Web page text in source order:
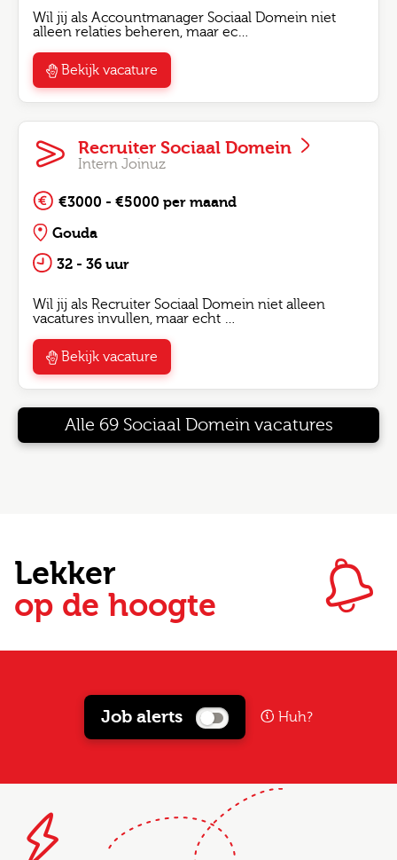
Wil jij als Accountmanager Sociaal Domein niet
alleen relaties beheren, maar ec…
Bekijk vacature
Recruiter Sociaal Domein
Intern Joinuz
€3000 - €5000 per maand
Gouda
32 - 36 uur
Wil jij als Recruiter Sociaal Domein niet alleen
vacatures invullen, maar echt …
Bekijk vacature
Alle 69 Sociaal Domein vacatures
Lekker
op de hoogte
Job alerts Huh?